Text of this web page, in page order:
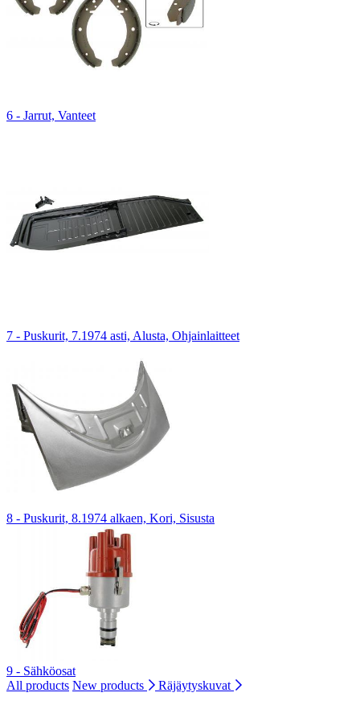
6 - Jarrut, Vanteet
7 - Puskurit, 7.1974 asti, Alusta, Ohjainlaitteet
8 - Puskurit, 8.1974 alkaen, Kori, Sisusta
9 - Sähköosat
All products New products
Räjäytyskuvat